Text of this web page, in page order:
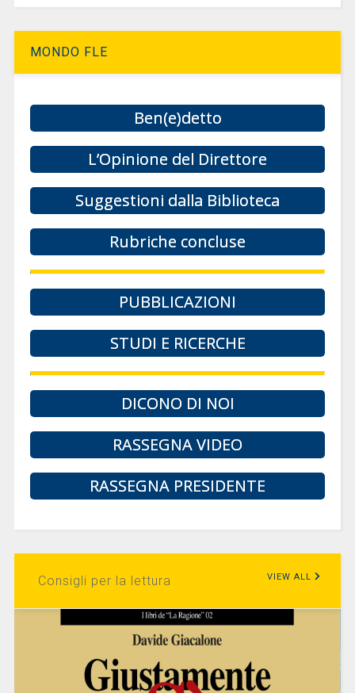
MONDO FLE
Ben(e)detto
L’Opinione del Direttore
Suggestioni dalla Biblioteca
Rubriche concluse
PUBBLICAZIONI
STUDI E RICERCHE
DICONO DI NOI
RASSEGNA VIDEO
RASSEGNA PRESIDENTE
Consigli per la lettura VIEW ALL